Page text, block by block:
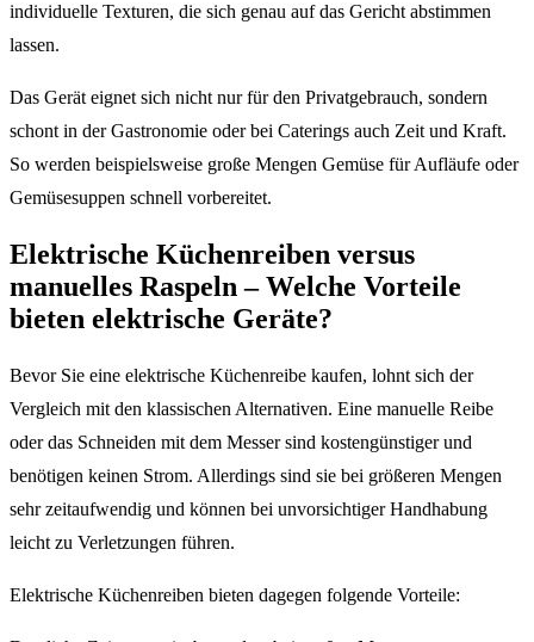
individuelle Texturen, die sich genau auf das Gericht abstimmen
lassen.
Das Gerät eignet sich nicht nur für den Privatgebrauch, sondern
schont in der Gastronomie oder bei Caterings auch Zeit und Kraft.
So werden beispielsweise große Mengen Gemüse für Aufläufe oder
Gemüsesuppen schnell vorbereitet.
Elektrische Küchenreiben versus
manuelles Raspeln – Welche Vorteile
bieten elektrische Geräte?
Bevor Sie eine elektrische Küchenreibe kaufen, lohnt sich der
Vergleich mit den klassischen Alternativen. Eine manuelle Reibe
oder das Schneiden mit dem Messer sind kostengünstiger und
benötigen keinen Strom. Allerdings sind sie bei größeren Mengen
sehr zeitaufwendig und können bei unvorsichtiger Handhabung
leicht zu Verletzungen führen.
Elektrische Küchenreiben bieten dagegen folgende Vorteile: